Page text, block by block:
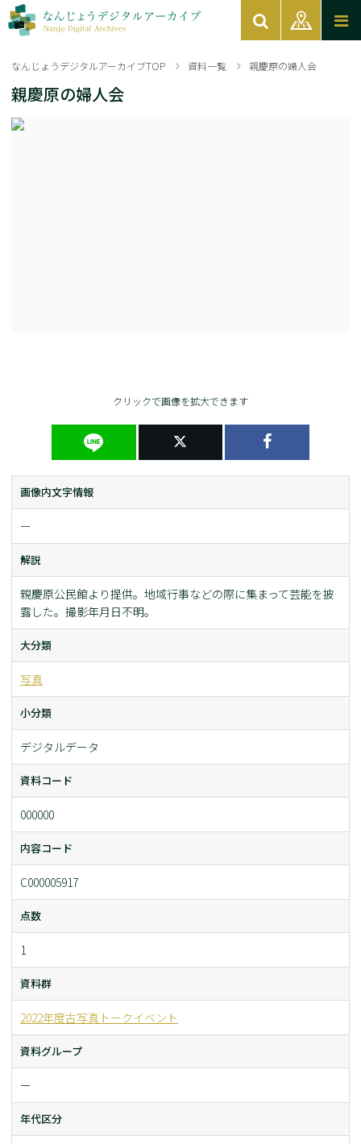
なんじょうデジタルアーカイブTOP 資料一覧 親慶原の婦人会
親慶原の婦人会
クリックで画像を拡大できます
画像内文字情報
ー
解説
親慶原公民館より提供。地域行事などの際に集まって芸能を披
露した。撮影年月日不明。
大分類
写真
小分類
デジタルデータ
資料コード
000000
内容コード
C000005917
点数
1
資料群
2022年度古写真トークイベント
資料グループ
ー
年代区分